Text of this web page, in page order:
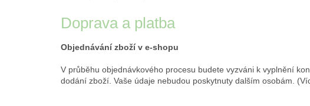
Doprava a platba
Objednávání zboží v e-shopu
V průběhu objednávkového procesu budete vyzváni k vyplnění
dodání zboží. Vaše údaje nebudou poskytnuty dalším osobám.